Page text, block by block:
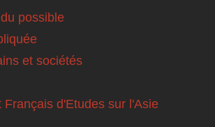
possible
et sociétés
Français d'Etudes sur l'Asie